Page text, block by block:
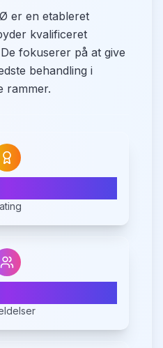
er en etableret
kvalificeret
fokuserer på at give
behandling i
rammer.